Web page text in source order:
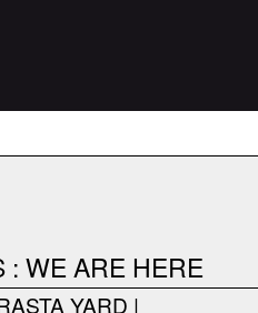
: WE ARE HERE
YARD |